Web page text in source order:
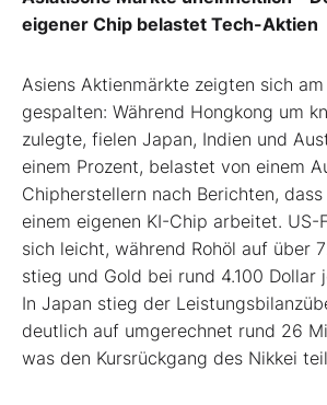
eigener Chip belastet Tech-Aktien
Asiens Aktienmärkte zeigten sich
gespalten: Während Hongkong um
zulegte, fielen Japan, Indien und
einem Prozent, belastet von einem
Chipherstellern nach Berichten, dass
einem eigenen KI-Chip arbeitet. US-
sich leicht, während Rohöl auf über
stieg und Gold bei rund 4.100 Dollar
In Japan stieg der
deutlich auf umgerechnet rund 26
was den Kursrückgang des Nikkei